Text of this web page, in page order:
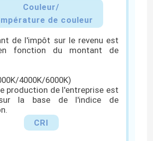
au néon de LED
flexible au néon
au néon de silicone
d'épi
Couleur/
de couleur
de l'impôt sur le revenu est
fonction du montant de
4000K/6000K)
production de l'entreprise est
la base de l'indice de
CRI